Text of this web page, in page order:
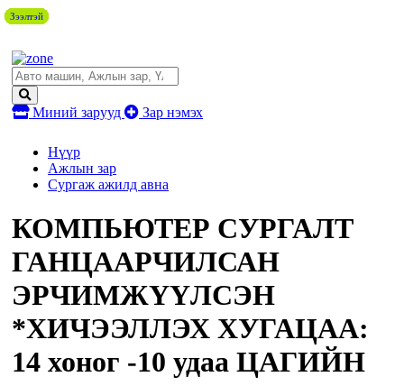
Миний зарууд Зар нэмэх
Нүүр
Ажлын зар
Сургаж ажилд авна
КОМПЬЮТЕР СУРГАЛТ
ГАНЦААРЧИЛСАН
ЭРЧИМЖҮҮЛСЭН
*ХИЧЭЭЛЛЭХ ХУГАЦАА:
14 хоног -10 удаа ЦАГИЙН
Зээлтэй
Зээлтэй
Зээлтэй
Зээлтэй
Зээлтэй
Зээлтэй
Зээлтэй
Зээлтэй